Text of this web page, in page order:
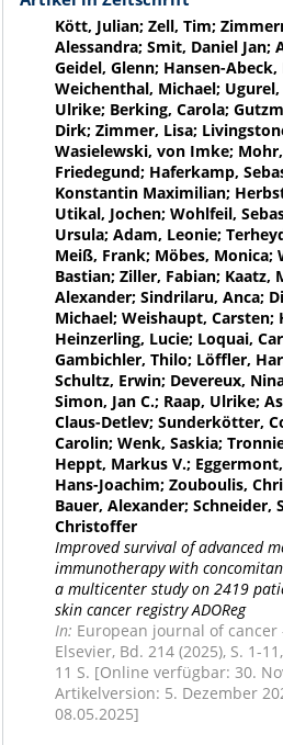
Kött, Julian; Zell, Tim;
Alessandra; Smit, Daniel Jan;
Geidel, Glenn; Hansen-
Weichenthal, Michael;
Ulrike; Berking, Carola;
Dirk; Zimmer, Lisa;
Wasielewski, von Imke;
Friedegund; Haferkamp,
Konstantin Maximilian;
Utikal, Jochen; Wohlfeil,
Ursula; Adam, Leonie;
Meiß, Frank; Möbes, Monica;
Bastian; Ziller, Fabian; Kaatz,
Alexander; Sindrilaru, Anca;
Michael; Weishaupt, Carsten;
Heinzerling, Lucie; Loquai,
Gambichler, Thilo; Löffler,
Schultz, Erwin; Devereux,
Simon, Jan C.; Raap, Ulrike;
Claus-Detlev; Sunderkötter,
Carolin; Wenk, Saskia;
Heppt, Markus V.;
Hans-Joachim; Zouboulis,
Bauer, Alexander; Schneider,
Christoffer
Improved survival of advanced
immunotherapy with
a multicenter study on 2419
skin cancer registry ADOReg
In: European journal of
Elsevier, Bd. 214 (2025), S. 1-
11 S. [Online verfügbar: 30.
Artikelversion: 5. Dezember
08.05.2025]